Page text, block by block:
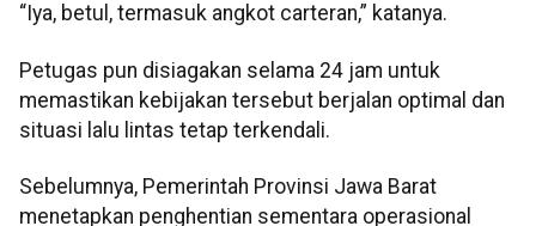
“Iya, betul, termasuk angkot carteran,” katanya.
Petugas pun disiagakan selama 24 jam untuk
memastikan kebijakan tersebut berjalan optimal dan
situasi lalu lintas tetap terkendali.
Sebelumnya, Pemerintah Provinsi Jawa Barat
menetapkan penghentian sementara operasional